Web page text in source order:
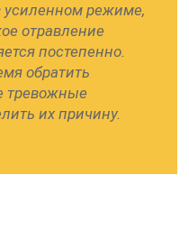
усиленном режиме,
отравление
постепенно.
обратить
тревожные
их причину.